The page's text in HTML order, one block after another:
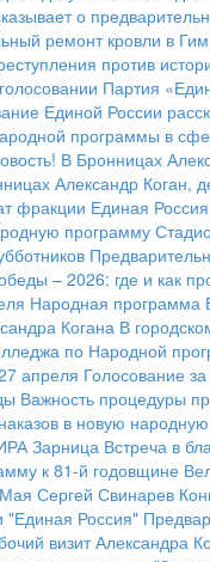
о
ремонт кровли в
против
Партия
Единой России
программы в
В Бронницах
Александр Коган,
фракции Единая
программу
– 2026: где и как
Народная программа
Когана В
по Народной
апреля Голосование
Важность процедуры
в новую
Зарница Встреча в
к 81-й годовщине
Сергей Свинарев
"Единая Россия"
визит Александра